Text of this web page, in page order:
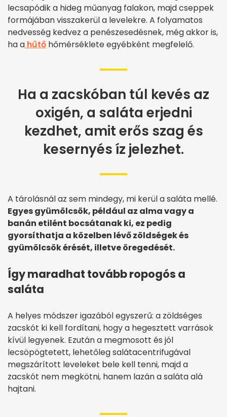
lecsapódik a hideg műanyag falakon, majd cseppek
formájában visszakerül a levelekre. A folyamatos
nedvesség kedvez a penészesedésnek, még akkor is,
ha a hűtő hőmérséklete egyébként megfelelő.
Ha a zacskóban túl kevés az
oxigén, a saláta erjedni
kezdhet, amit erős szag és
kesernyés íz jelezhet.
A tárolásnál az sem mindegy, mi kerül a saláta mellé.
Egyes gyümölcsök, például az alma vagy a
banán etilént bocsátanak ki, ez pedig
gyorsíthatja a közelben lévő zöldségek és
gyümölcsök érését, illetve öregedését.
Így maradhat tovább ropogós a
saláta
A helyes módszer igazából egyszerű: a zöldséges
zacskót ki kell fordítani, hogy a hegesztett varrások
kívül legyenek. Ezután a megmosott és jól
lecsöpögtetett, lehetőleg salátacentrifugával
megszárított leveleket bele kell tenni, majd a
zacskót nem megkötni, hanem lazán a saláta alá
hajtani.